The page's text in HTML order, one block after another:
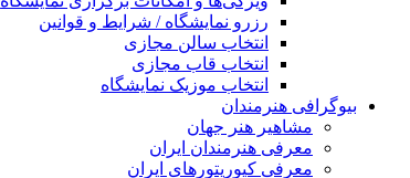
رزرو نمایشگاه / شرایط و قوانین
انتخاب سالن مجازی
انتخاب قاب مجازی
انتخاب موزیک نمایشگاه
بیوگرافی هنرمندان
مشاهیر هنر جهان
معرفی هنرمندان ایران
معرفی کیوریتورهای ایران